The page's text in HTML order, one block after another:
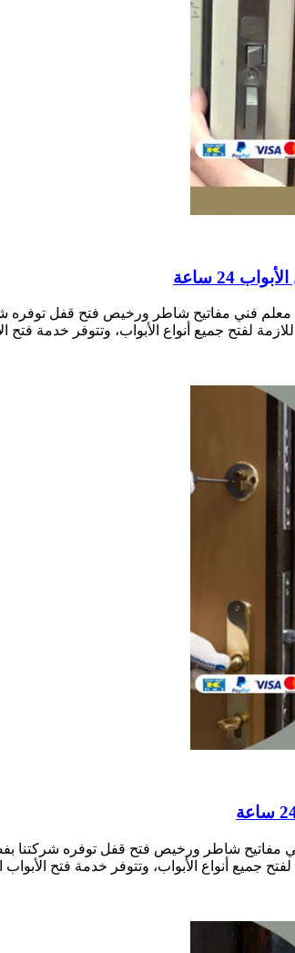
واقفال اسواق القرين بالكويت نجار فتح أقفال الأبواب 24 ساعة
لفتح جميع أنواع الأبواب، وتتوفر خدمة فتح
بالكويت نجار فتح أقفال الأبواب 24 ساعة معلم فني مفاتيح
جميع أنواع الأبواب، وتتوفر خدمة فتح